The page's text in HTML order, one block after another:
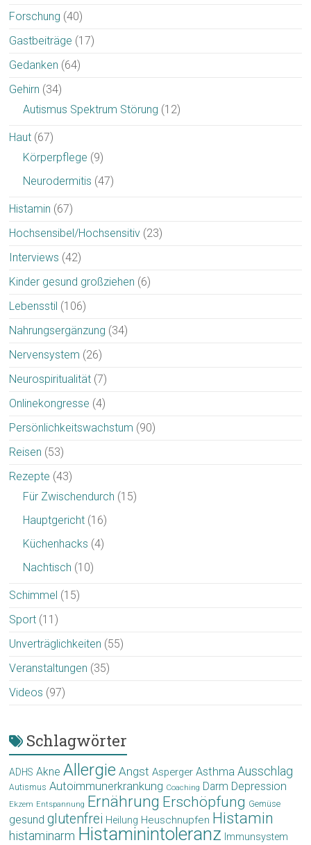
Forschung (40)
Gastbeiträge (17)
Gedanken (64)
Gehirn (34)
Autismus Spektrum Störung (12)
Haut (67)
Körperpflege (9)
Neurodermitis (47)
Histamin (67)
Hochsensibel/Hochsensitiv (23)
Interviews (42)
Kinder gesund großziehen (6)
Lebensstil (106)
Nahrungsergänzung (34)
Nervensystem (26)
Neurospiritualität (7)
Onlinekongresse (4)
Persönlichkeitswachstum (90)
Reisen (53)
Rezepte (43)
Für Zwischendurch (15)
Hauptgericht (16)
Küchenhacks (4)
Nachtisch (10)
Schimmel (15)
Sport (11)
Unverträglichkeiten (55)
Veranstaltungen (35)
Videos (97)
Schlagwörter
ADHS Akne Allergie Angst Asperger Asthma Ausschlag
Autismus Autoimmunerkrankung Coaching Darm Depression
Ekzem Entspannung Ernährung Erschöpfung Gemüse
gesund glutenfrei Heilung Heuschnupfen Histamin
histaminarm Histaminintoleranz Immunsystem